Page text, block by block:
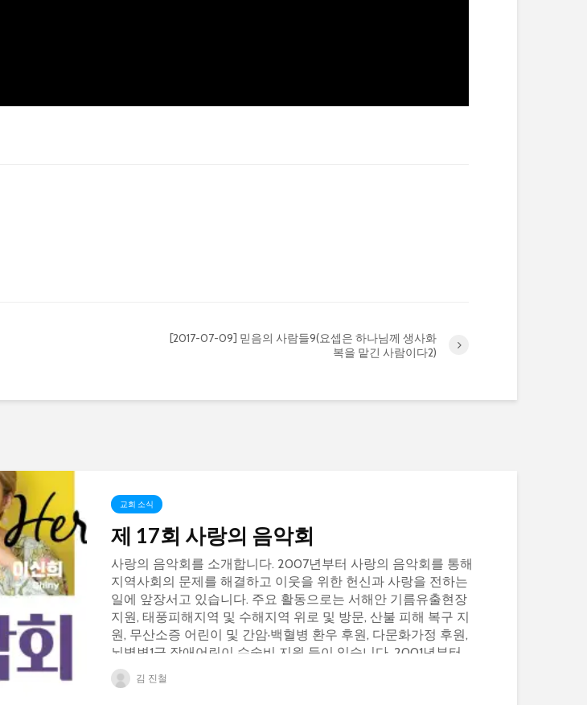
[2017-07-09] 믿음의 사람들9(요셉은 하나님께 생사화
복을 맡긴 사람이다2)
교회 소식
제 17회 사랑의 음악회
사랑의 음악회를 소개합니다. 2007년부터 사랑의 음악회를 통해
지역사회의 문제를 해결하고 이웃을 위한 헌신과 사랑을 전하는
일에 앞장서고 있습니다. 주요 활동으로는 서해안 기름유출현장
지원, 태풍피해지역 및 수해지역 위로 및 방문, 산불 피해 복구 지
원, 무산소증 어린이 및 간암·백혈병 환우 후원, 다문화가정 후원,
뇌병변1급 장애어린이 수술비 지원 등이 있습니다. 2001년부터
는...
김 진철